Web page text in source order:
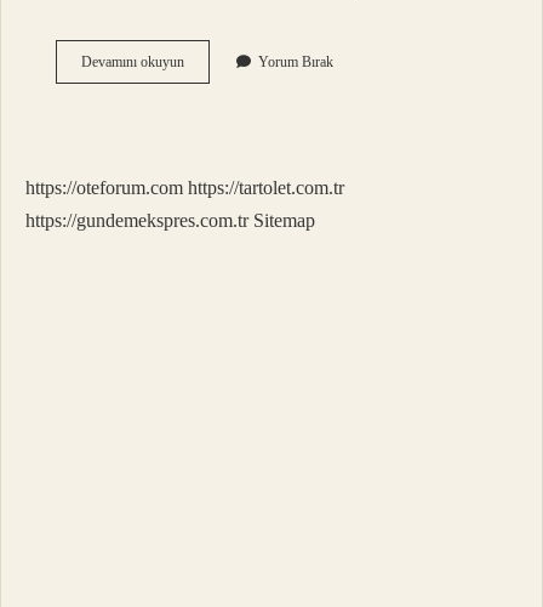
Devamını okuyun3
Nesil
Yorum Bırak
https://oteforum.com https://tartolet.com.tr
https://gundemekspres.com.tr Sitemap